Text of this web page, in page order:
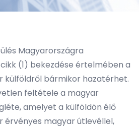
Magyarországra
(1) bekezdése értelmében a
külföldről bármikor hazatérhet.
feltétele a magyar
amelyet a külföldön élő
érvényes magyar útlevéllel,